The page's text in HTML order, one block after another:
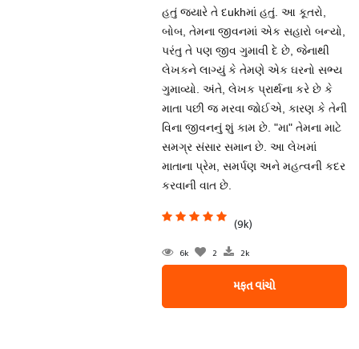
હતું જ્યારે તે દukhમાં હતું. આ કૂતરો,
બોબ, તેમના જીવનમાં એક સહારો બન્યો,
પરંતુ તે પણ જીવ ગુમાવી દે છે, જેનાથી
લેખકને લાગ્યું કે તેમણે એક ઘરનો સભ્ય
ગુમાવ્યો. અંતે, લેખક પ્રાર્થના કરે છે કે
માતા પછી જ મરવા જોઈએ, કારણ કે તેની
વિના જીવનનું શું કામ છે. "મા" તેમના માટે
સમગ્ર સંસાર સમાન છે. આ લેખમાં
માતાના પ્રેમ, સમર્પણ અને મહત્વની કદર
કરવાની વાત છે.
(9k)
6k 2 2k
મફત વાંચો